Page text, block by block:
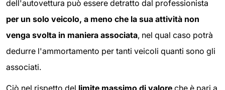
dell'autovettura può essere detratto dal professionista
per un solo veicolo, a meno che la sua attività non
venga svolta in maniera associata, nel qual caso potrà
dedurre l'ammortamento per tanti veicoli quanti sono gli
associati.
Ciò nel rispetto del limite massimo di valore che è pari a